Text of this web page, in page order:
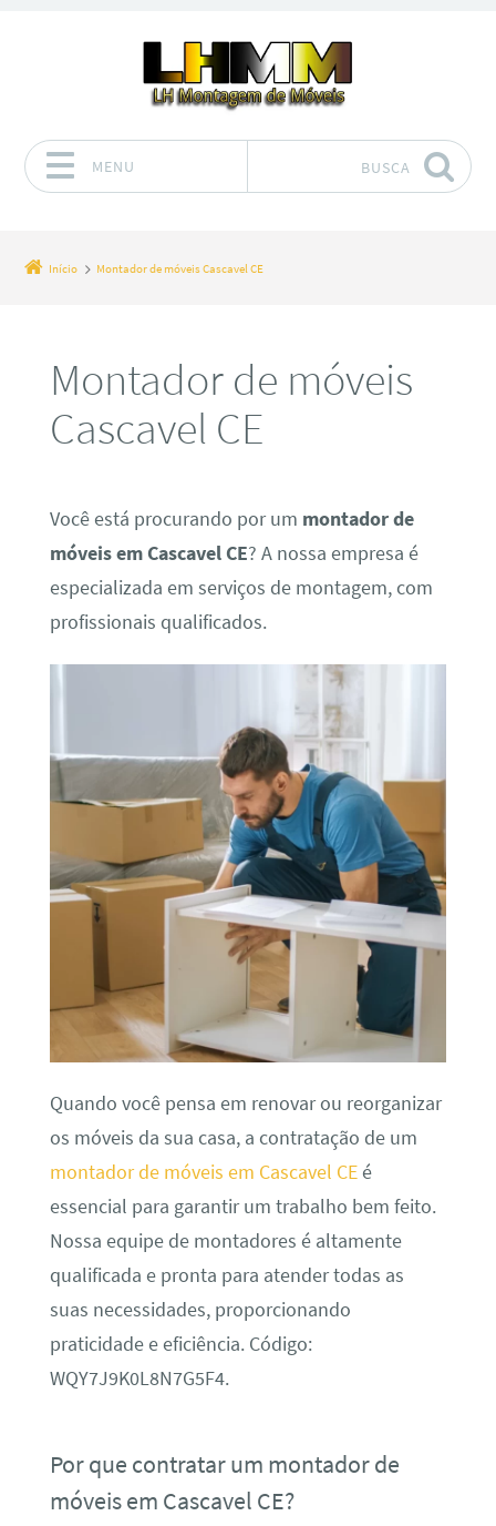
MENU BUSCA
Início Montador de móveis Cascavel CE
Montador de móveis
Cascavel CE
Você está procurando por um montador de
móveis em Cascavel CE? A nossa empresa é
especializada em serviços de montagem, com
profissionais qualificados.
Quando você pensa em renovar ou reorganizar
os móveis da sua casa, a contratação de um
montador de móveis em Cascavel CEé
essencial para garantir um trabalho bem feito.
Nossa equipe de montadores é altamente
qualificada e pronta para atender todas as
suas necessidades, proporcionando
praticidade e eficiência. Código:
WQY7J9K0L8N7G5F4.
Por que contratar um montador de
móveis em Cascavel CE?